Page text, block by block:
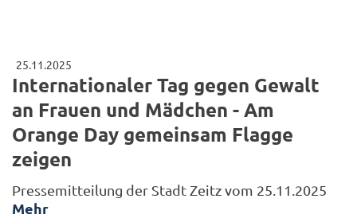
25.11.2025
Internationaler Tag gegen Gewalt
an Frauen und Mädchen - Am
Orange Day gemeinsam Flagge
zeigen
Pressemitteilung der Stadt Zeitz vom 25.11.2025
Mehr